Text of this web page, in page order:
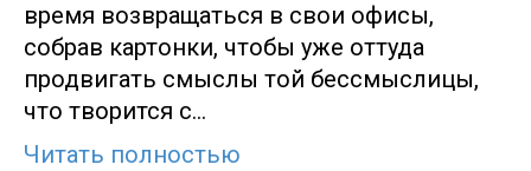
время возвращаться в свои офисы,
собрав картонки, чтобы уже оттуда
продвигать смыслы той бессмыслицы,
что творится с…
Читать полностью